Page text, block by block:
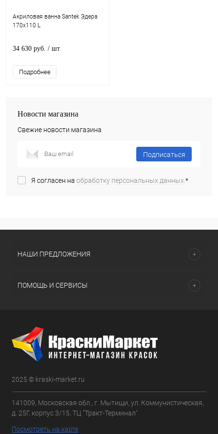
Акриловая ванна Santek Эдера
170x110 L
34 630 руб. / шт
Подробнее
Новости магазина
Свежие новости магазина
Подписаться
Я согласен на обработку персональных данных.*
НАШИ ПРЕДЛОЖЕНИЯ
ПОМОЩЬ И СЕРВИСЫ
2025 © kraski-market.ru
141009, Московская обл., г. Мытищи, ул. Коммунистическая,
д. 25Г, корпус 3/15, ТЦ "Тракт-Терминал"
Посмотреть на карте